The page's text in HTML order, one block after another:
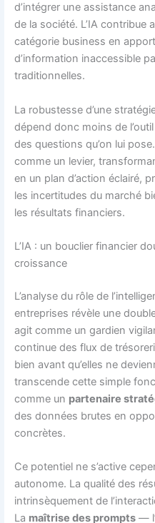
d’intégrer une assistance
de la société. L’IA contribue
catégorie business en
d’information inaccessible
traditionnelles.
La robustesse d’une
dépend donc moins de
des questions qu’on lui
comme un levier,
en un plan d’action éclairé,
les incertitudes du marché
les résultats financiers.
L’IA : un bouclier financier
croissance
L’analyse du rôle de
entreprises révèle une
agit comme un gardien
continue des flux de
bien avant qu’elles ne
transcende cette simple
comme un partenaire
des données brutes en
concrètes.
Ce potentiel ne s’active
autonome. La qualité des
intrinsèquement de
La maîtrise des prompts —